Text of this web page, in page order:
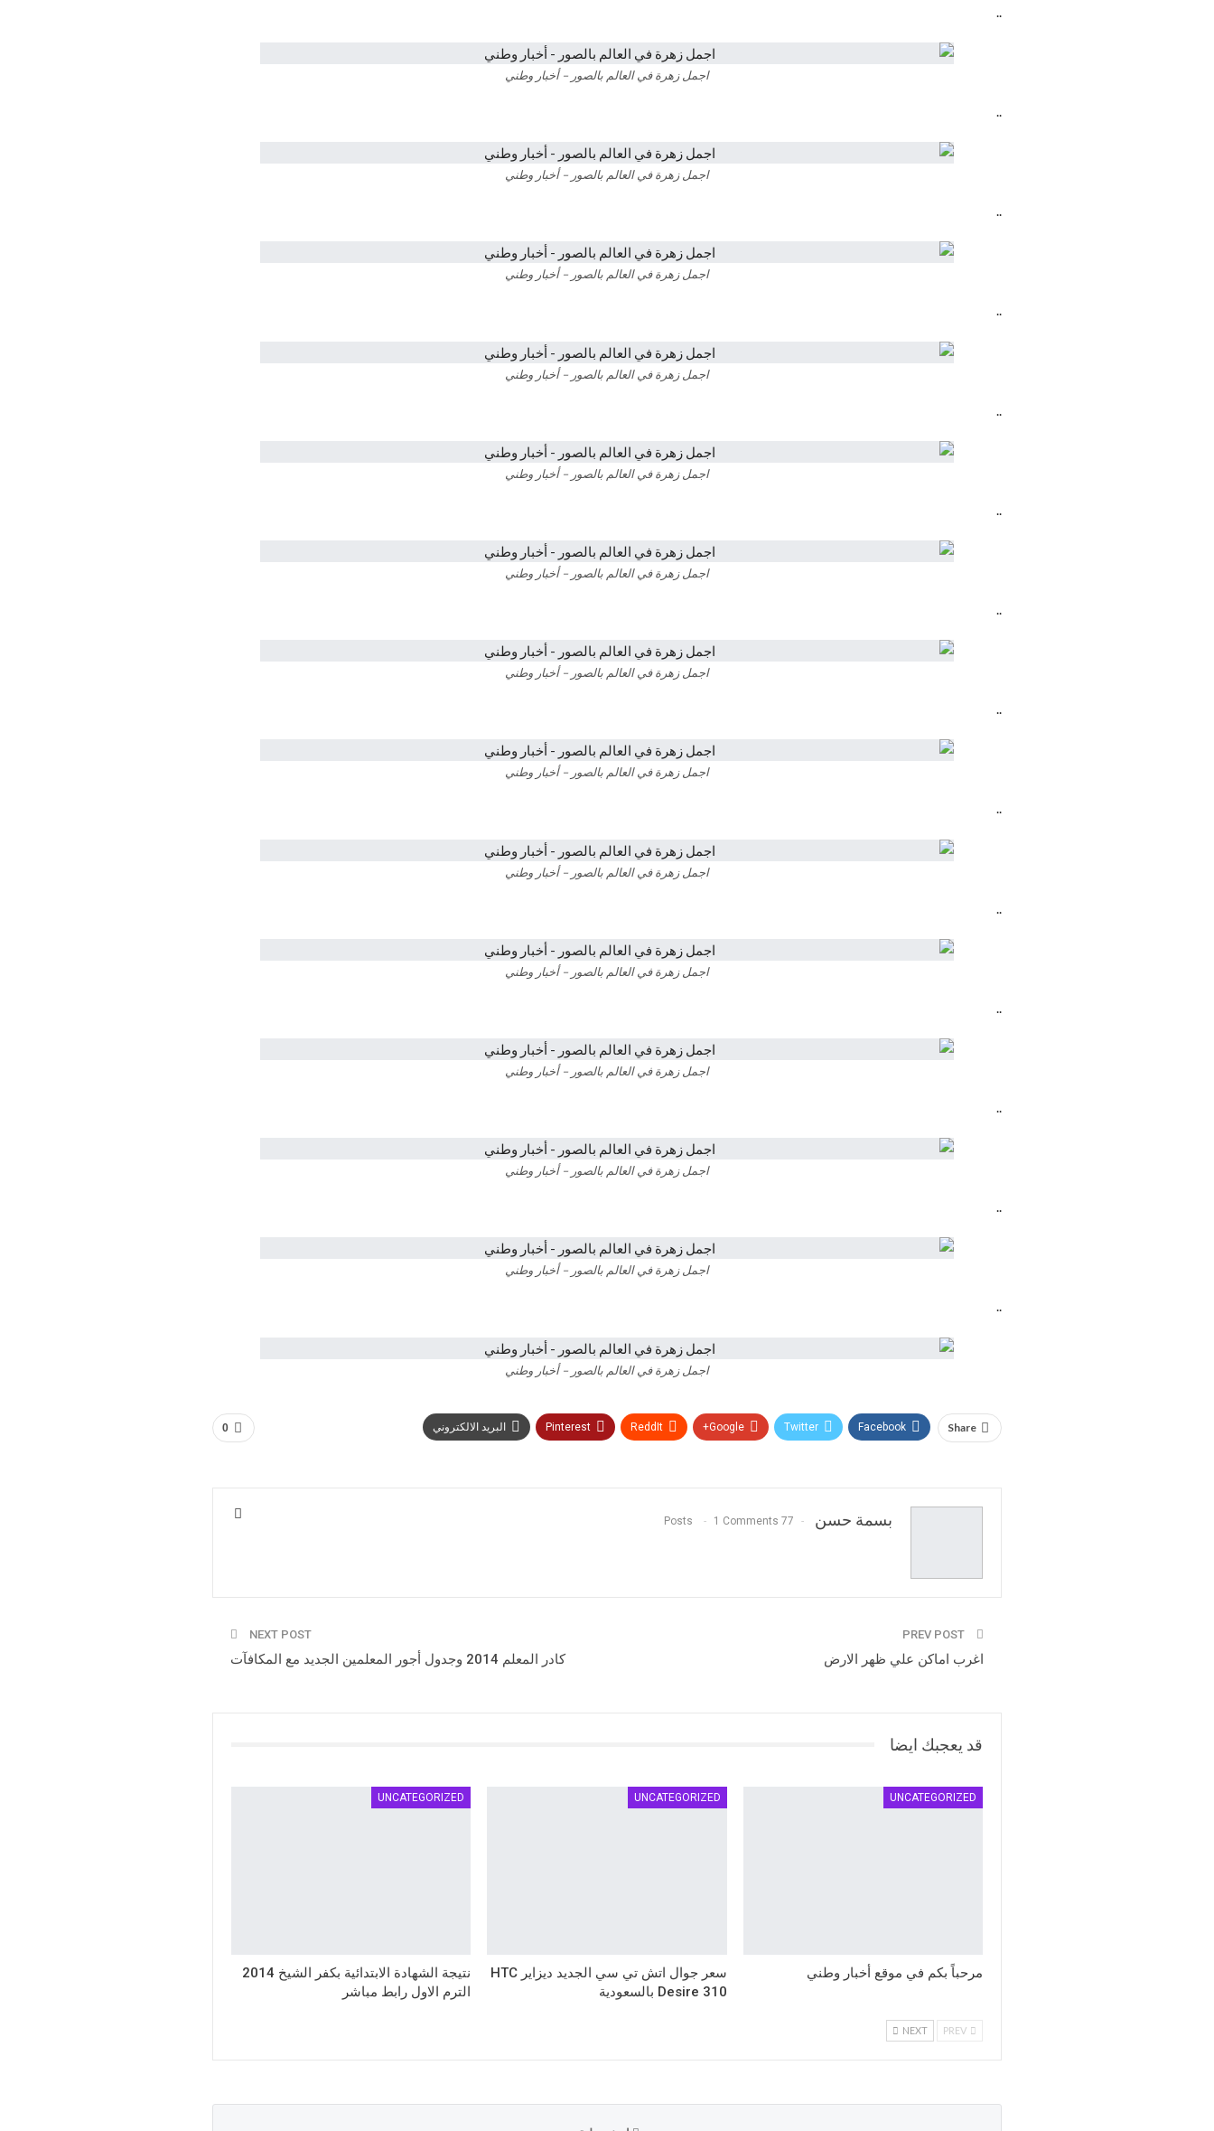
..
اجمل زهرة في العالم بالصور – أخبار وطني
..
اجمل زهرة في العالم بالصور – أخبار وطني
..
اجمل زهرة في العالم بالصور – أخبار وطني
..
اجمل زهرة في العالم بالصور – أخبار وطني
..
اجمل زهرة في العالم بالصور – أخبار وطني
..
اجمل زهرة في العالم بالصور – أخبار وطني
..
اجمل زهرة في العالم بالصور – أخبار وطني
..
اجمل زهرة في العالم بالصور – أخبار وطني
..
اجمل زهرة في العالم بالصور – أخبار وطني
..
اجمل زهرة في العالم بالصور – أخبار وطني
..
اجمل زهرة في العالم بالصور – أخبار وطني
..
اجمل زهرة في العالم بالصور – أخبار وطني
..
اجمل زهرة في العالم بالصور – أخبار وطني
..
اجمل زهرة في العالم بالصور – أخبار وطني
0 Share
Facebook
Twitter
Google+
ReddIt
Pinterest البريد الالكتروني
بسمة حسن 77 Posts
1 Comments
PREV POST
اغرب اماكن علي ظهر الارض
NEXT POST
كادر المعلم 2014 وجدول أجور المعلمين الجديد مع المكافآت
قد يعجبك ايضا
UNCATEGORIZED
مرحباً بكم في موقع أخبار وطني
UNCATEGORIZED
سعر جوال اتش تي سي الجديد ديزاير HTC
Desire 310 بالسعودية
UNCATEGORIZED
نتيجة الشهادة الابتدائية بكفر الشيخ 2014
الترم الاول رابط مباشر
PREV
NEXT